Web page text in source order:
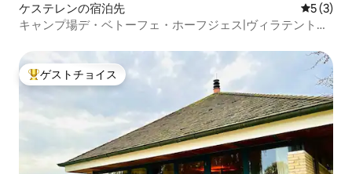
ケステレンの宿泊先 レビュー
5 (3)
キャンプ場デ・ベトーフェ・ホーフジェス|ヴィラテント・
大好評のゲストチョイスです。
ゲストチョイス